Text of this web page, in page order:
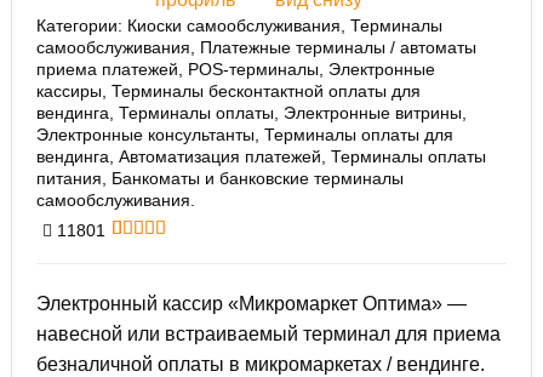
Категории: Киоски самообслуживания, Терминалы
самообслуживания, Платежные терминалы / автоматы
приема платежей, POS-терминалы, Электронные
кассиры, Терминалы бесконтактной оплаты для
вендинга, Терминалы оплаты, Электронные витрины,
Электронные консультанты, Терминалы оплаты для
вендинга, Автоматизация платежей, Терминалы оплаты
питания, Банкоматы и банковские терминалы
самообслуживания.
11801
клиентов
Электронный кассир «Микромаркет Оптима» —
навесной или встраиваемый терминал для приема
безналичной оплаты в микромаркетах / вендинге.